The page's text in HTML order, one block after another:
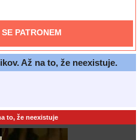
PATRONEM
Až na to, že neexistuje.
to, že neexistuje